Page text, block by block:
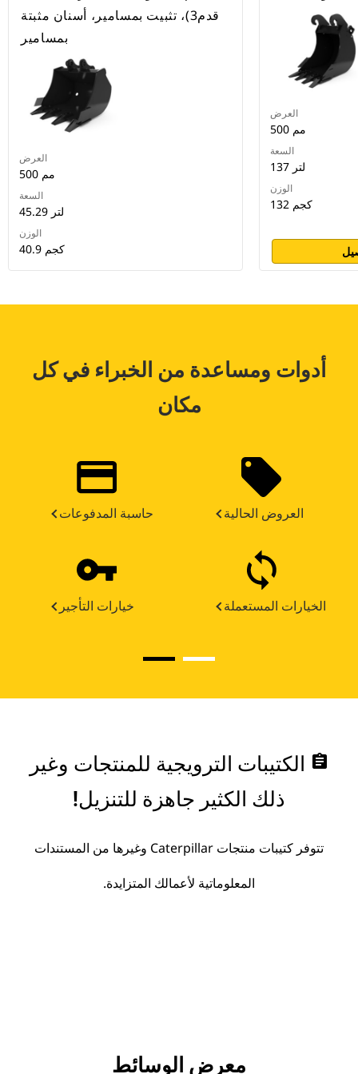
قدم3)، تثبيت بمسامير، أسنان مثبتة
بمسامير
العرض
500 مم
السعة
45.29 لتر
الوزن
40.9 كجم
العرض
500 مم
السعة
137 لتر
الوزن
132 كجم
أدوات ومساعدة من الخبراء في كل
مكان
حاسبة المدفوعات العروض الحالية
خيارات التأجير الخيارات المستعملة
assignment الكتيبات الترويجية للمنتجات وغير
ذلك الكثير جاهزة للتنزيل!
تتوفر كتيبات منتجات Caterpillar وغيرها من المستندات
المعلوماتية لأعمالك المتزايدة.
معرض الوسائط